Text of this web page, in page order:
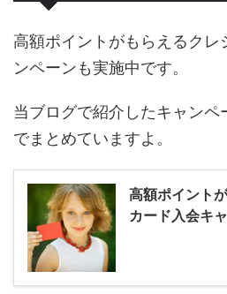
高額ポイントがもらえるクレ
ンペーンも実施中です。
当ブログで紹介したキャンペ
でまとめていますよ。
高額ポイント
カード入会キ